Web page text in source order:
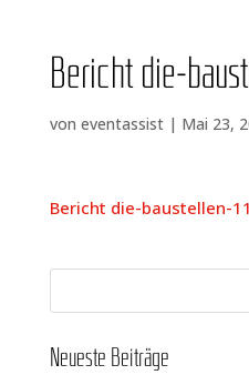
Bericht die-
von eventassist| Mai 23,
Bericht die-bau­stel­len-
Neu­es­te Beiträge